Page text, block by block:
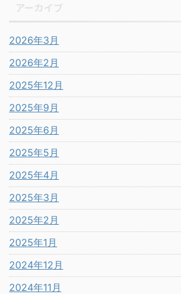
2026年3月
2026年2月
2025年12月
2025年9月
2025年6月
2025年5月
2025年4月
2025年3月
2025年2月
2025年1月
2024年12月
2024年11月